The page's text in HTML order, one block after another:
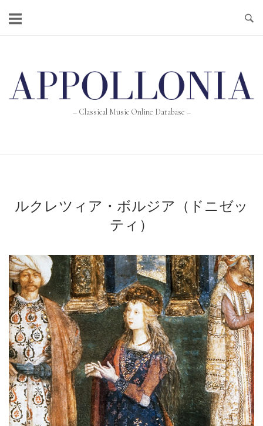
Home
– Classical Music Online Database –
ルクレツィア・ボルジア（ドニゼッ
ティ）